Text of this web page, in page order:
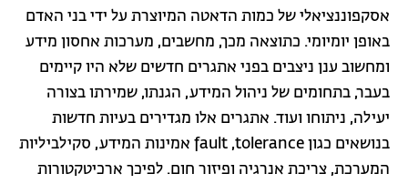
אסקפוננציאלי של כמות הדאטה המיוצרת על ידי בני האדם
באופן יומיומי. כתוצאה מכך, מחשבים, מערכות אחסון מידע
ומחשוב ענן ניצבים בפני אתגרים חדשים שלא היו קיימים
בעבר, בתחומים של ניהול המידע, הגנתו, שמירתו בצורה
יעילה, ניתוחו ועוד. אתגרים אלו מגדירים בעיות חדשות
בנושאים כגון fault ,tolerance אמינות המידע, סקילביליות
המערכת, צריכת אנרגיה ופיזור חום. לפיכך ארכיטקטורות